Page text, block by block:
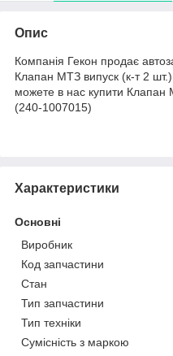
Опис
Компанія Гекон продає
Клапан МТЗ випуск (к-т 2
можете в нас купити
(240-1007015)
Характеристики
Основні
Виробник
Код запчастини
Стан
Тип запчастини
Тип техніки
Сумісність з маркою